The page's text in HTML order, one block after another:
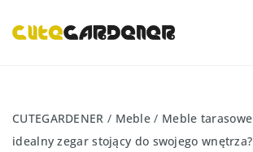
CUTEGARDENER / Meble / Meble tarasowe
idealny zegar stojący do swojego wnętrza?